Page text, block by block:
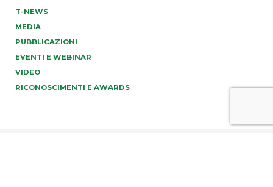
T-NEWS
MEDIA
PUBBLICAZIONI
EVENTI E WEBINAR
VIDEO
RICONOSCIMENTI E AWARDS